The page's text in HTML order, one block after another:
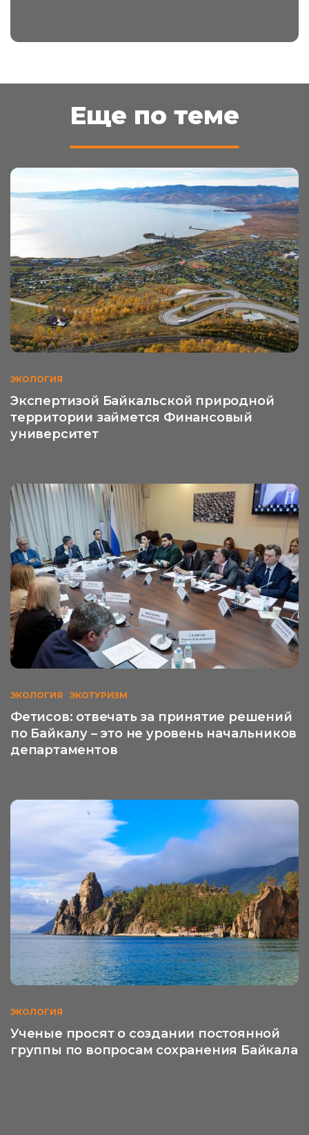
Еще по теме
ЭКОЛОГИЯ
Экспертизой Байкальской природной
территории займется Финансовый
университет
ЭКОЛОГИЯ ЭКОТУРИЗМ
Фетисов: отвечать за принятие решений
по Байкалу – это не уровень начальников
департаментов
ЭКОЛОГИЯ
Ученые просят о создании постоянной
группы по вопросам сохранения Байкала